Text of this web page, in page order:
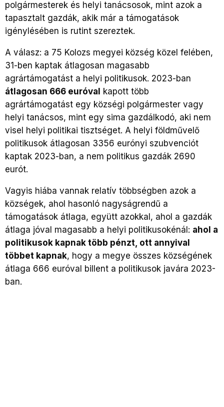
polgármesterek és helyi tanácsosok, mint azok a
tapasztalt gazdák, akik már a támogatások
igénylésében is rutint szereztek.
A válasz: a 75 Kolozs megyei község közel felében,
31-ben kaptak átlagosan magasabb
agrártámogatást a helyi politikusok. 2023-ban
átlagosan 666 euróval kapott több
agrártámogatást egy községi polgármester vagy
helyi tanácsos, mint egy sima gazdálkodó, aki nem
visel helyi politikai tisztséget. A helyi földművelő
politikusok átlagosan 3356 eurónyi szubvenciót
kaptak 2023-ban, a nem politikus gazdák 2690
eurót.
Vagyis hiába vannak relatív többségben azok a
községek, ahol hasonló nagyságrendű a
támogatások átlaga, együtt azokkal, ahol a gazdák
átlaga jóval magasabb a helyi politikusokénál: ahol a
politikusok kapnak több pénzt, ott annyival
többet kapnak, hogy a megye összes községének
átlaga 666 euróval billent a politikusok javára 2023-
ban.